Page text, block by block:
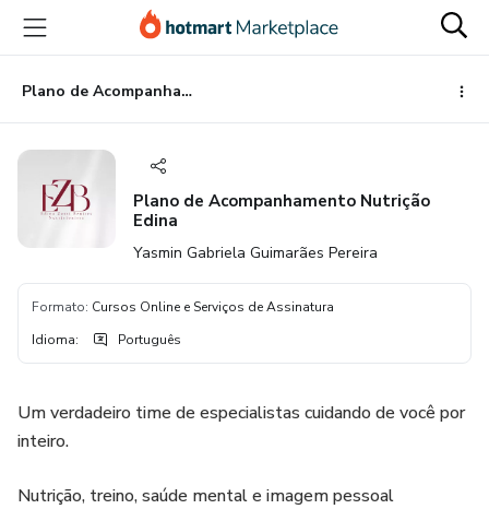
para
conteúdo
principal
para
pagamento
para
rodapé
Plano de Acompanhamento Nutrição Edina
Plano de Acompanhamento Nutrição
Edina
Yasmin Gabriela Guimarães Pereira
Formato: Cursos Online e Serviços de Assinatura
Idioma: Português
Um verdadeiro time de especialistas cuidando de você por
inteiro.
Nutrição, treino, saúde mental e imagem pessoal